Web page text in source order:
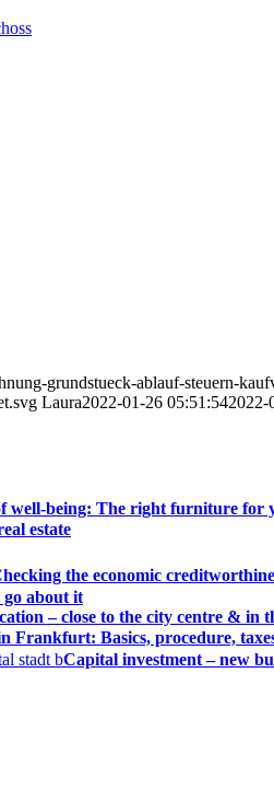
grundstueck-ablauf-steuern-
Laura2022-01-26 05:51:542022-
well-being: The right furniture for
estate
the economic
about it
– close to the city centre & in
Frankfurt: Basics, procedure,
Capital investment – new